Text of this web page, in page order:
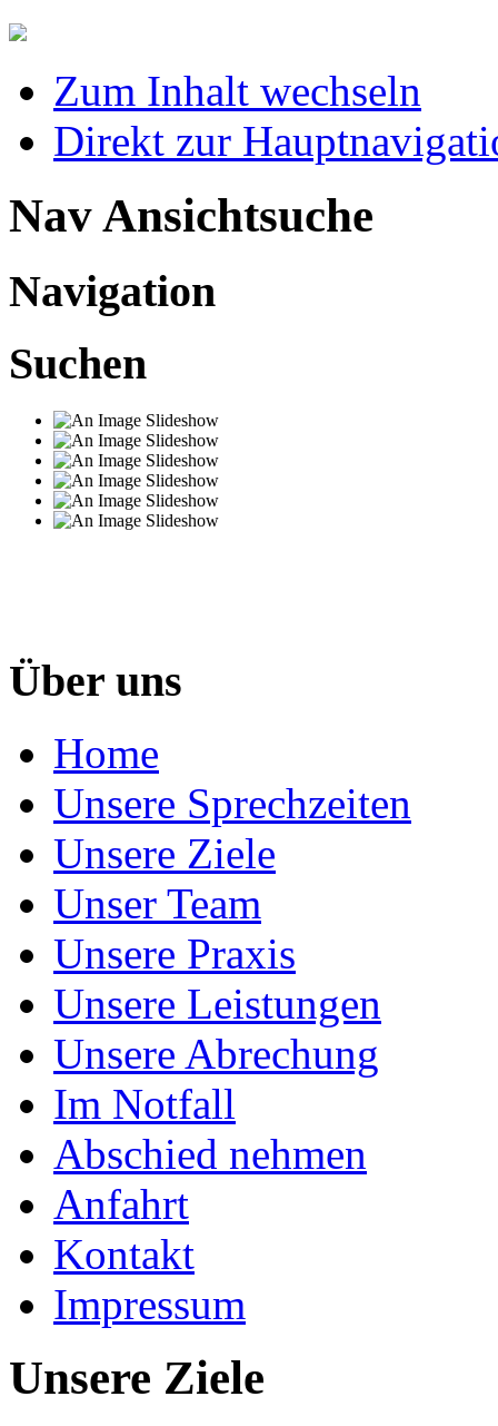
Zum Inhalt wechseln
Direkt zur
Nav Ansichtsuche
Navigation
Suchen
Über uns
Home
Unsere Sprechzeiten
Unsere Ziele
Unser Team
Unsere Praxis
Unsere Leistungen
Unsere Abrechung
Im Notfall
Abschied nehmen
Anfahrt
Kontakt
Impressum
Unsere Ziele